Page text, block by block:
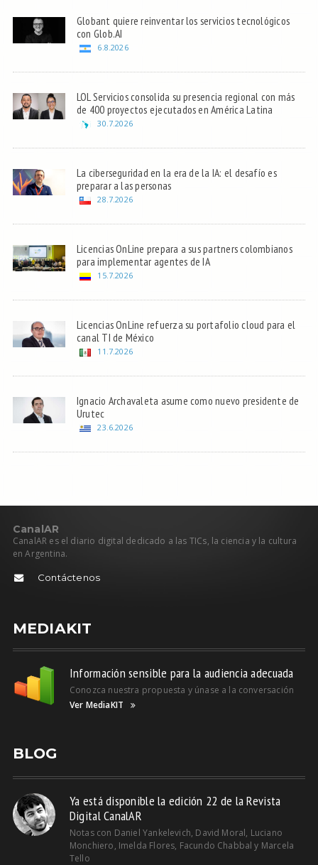
Globant quiere reinventar los servicios tecnológicos
con Glob.AI
6.8.2026
LOL Servicios consolida su presencia regional con más
de 400 proyectos ejecutados en América Latina
30.7.2026
La ciberseguridad en la era de la IA: el desafío es
preparar a las personas
28.7.2026
Licencias OnLine prepara a sus partners colombianos
para implementar agentes de IA
15.7.2026
Licencias OnLine refuerza su portafolio cloud para el
canal TI de México
11.7.2026
Ignacio Archavaleta asume como nuevo presidente de
Urutec
23.6.2026
CanalAR
CanalAR es el diario digital dedicado a las TICs, la ciencia y la cultura
en Argentina.
Contáctenos
MEDIAKIT
Información sensible para la audiencia adecuada
Conozca nuestra propuesta y únase a la conversación
Ver MediaKIT
BLOG
Ya está disponible la edición 22 de la Revista
Digital CanalAR
Notas con Daniel Yankelevich, David Moral, Luciano
Monchiero, Imelda Flores, Facundo Chabbal y Marcela
Tello